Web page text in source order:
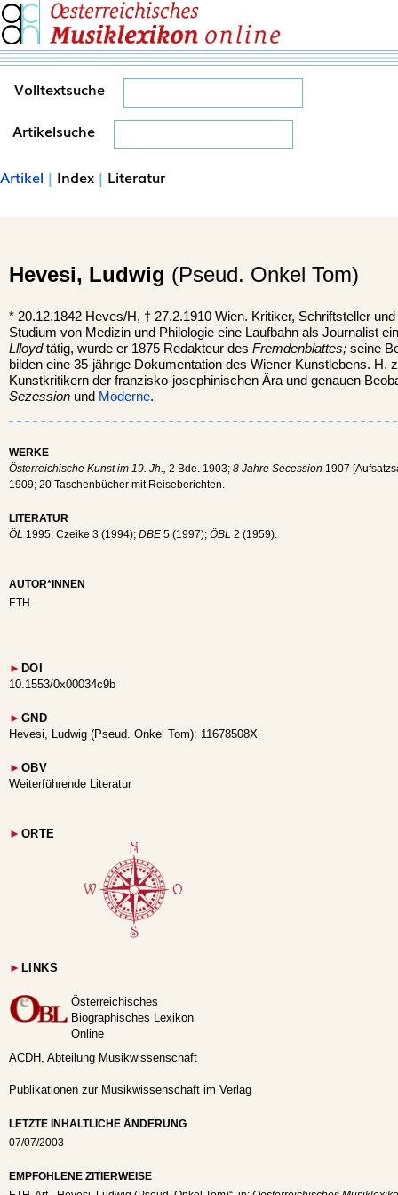
Volltextsuche
Artikelsuche
Artikel | Index | Literatur
Hevesi, Ludwig (Pseud. Onkel Tom)
* 20.12.1842 Heves/H, † 27.2.1910 Wien. Kritiker, Schriftsteller
Studium von Medizin und Philologie eine Laufbahn als Journalist
Llloydtätig, wurde er 1875 Redakteur des Fremdenblattes; seine
bilden eine 35-jährige Dokumentation des Wiener Kunstlebens. H.
Kunstkritikern der franzisko-josephinischen Ära und genauen
Sezession und Moderne.
WERKE
Österreichische Kunst im 19. Jh., 2 Bde. 1903; 8 Jahre Secession 1907
1909; 20 Taschenbücher mit Reiseberichten.
LITERATUR
ÖL 1995; Czeike 3 (1994); DBE 5 (1997); ÖBL 2 (1959).
AUTOR*INNEN
ETH
► DOI
10.1553/0x00034c9b
► GND
Hevesi, Ludwig (Pseud. Onkel Tom): 11678508X
► OBV
Weiterführende Literatur
► ORTE
► LINKS
Österreichisches
Biographisches Lexikon
Online
ACDH, Abteilung Musikwissenschaft
Publikationen zur Musikwissenschaft im Verlag
LETZTE INHALTLICHE ÄNDERUNG
07/07/2003
EMPFOHLENE ZITIERWEISE